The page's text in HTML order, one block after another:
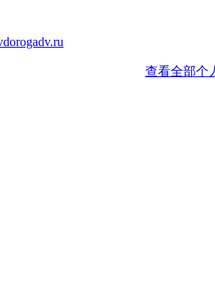
查看全部个